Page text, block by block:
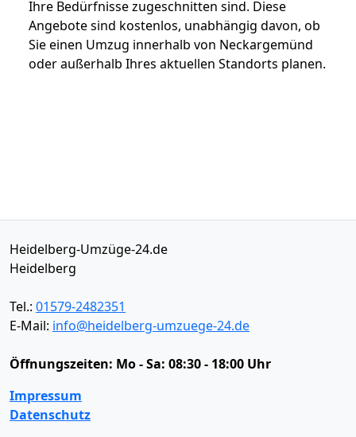
Ihre Bedürfnisse zugeschnitten sind. Diese
Angebote sind kostenlos, unabhängig davon, ob
Sie einen Umzug innerhalb von Neckargemünd
oder außerhalb Ihres aktuellen Standorts planen.
Heidelberg-Umzüge-24.de
Heidelberg
Tel.: 01579-2482351
E-Mail: info@heidelberg-umzuege-24.de
Öffnungszeiten: Mo - Sa: 08:30 - 18:00 Uhr
Impressum
Datenschutz